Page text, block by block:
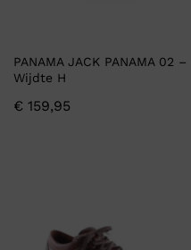
PANAMA JACK PANAMA 02 –
Wijdte H
€ 159,95